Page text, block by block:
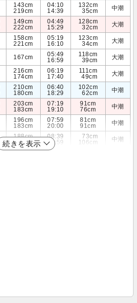
143cm
219cm
04:10
14:39
132cm
35cm
中潮
149cm
222cm
04:49
15:29
128cm
32cm
大潮
158cm
221cm
05:19
16:10
123cm
34cm
大潮
167cm
05:49
16:59
118cm
39cm
大潮
216cm
174cm
06:19
17:40
111cm
49cm
大潮
210cm
180cm
06:40
18:29
102cm
62cm
中潮
203cm
183cm
07:19
19:10
91cm
76cm
中潮
196cm
183cm
07:59
20:00
81cm
91cm
中潮
188cm
182cm
08:39
20:59
73cm
106cm
中潮
続きを表示